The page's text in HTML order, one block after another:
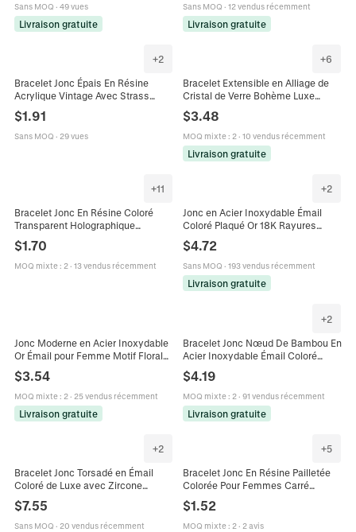
Sans MOQ · 49 vues
Livraison gratuite
Sans MOQ · 12 vendus récemment
Livraison gratuite
+2
Bracelet Jonc Épais En Résine
Acrylique Vintage Avec Strass
Colorés Texture Marbre Pour
Femmes
$1.91
Sans MOQ · 29 vues
+6
Bracelet Extensible en Alliage de
Cristal de Verre Bohème Luxe
Strass Colorés Bangle
Géométrique Carré Bijoux Femme
$3.48
MOQ mixte: 2· 10 vendus récemment
Livraison gratuite
+11
Bracelet Jonc En Résine Coloré
Transparent Holographique
Paillettes Large Bijoux Pour
Femmes Style Dopamine
$1.70
MOQ mixte: 2· 13 vendus récemment
+2
Jonc en Acier Inoxydable Émail
Coloré Plaqué Or 18K Rayures
Géométriques Bracelet Bijoux de
Mode Rétro Femme
$4.72
Sans MOQ · 193 vendus récemment
Livraison gratuite
Jonc Moderne en Acier Inoxydable
Or Émail pour Femme Motif Floral
Géométrique Coloré Peint à la Main
Bijoux
$3.54
MOQ mixte: 2· 25 vendus récemment
Livraison gratuite
+2
Bracelet Jonc Nœud De Bambou En
Acier Inoxydable Émail Coloré
Bijoux Mode Polyvalents Pour
Femmes
$4.19
MOQ mixte: 2· 91 vendus récemment
Livraison gratuite
+2
Bracelet Jonc Torsadé en Émail
Coloré de Luxe avec Zircone
Bracelet Spirale en Cuivre Plaqué
Or pour Femmes Mode Fête Bijoux
Quotidiens Cadeau
$7.55
Sans MOQ · 20 vendus récemment
+5
Bracelet Jonc En Résine Pailletée
Colorée Pour Femmes Carré
Géométrique Transparent Paillettes
Accessoires De Mode
$1.52
MOQ mixte: 2· 2 avis